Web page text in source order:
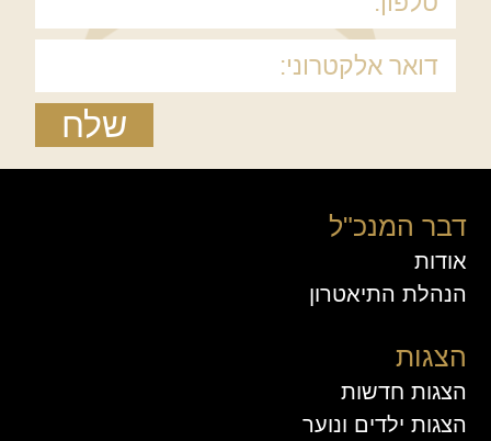
שלח
דבר המנכ"ל
אודות
הנהלת התיאטרון
הצגות
הצגות חדשות
הצגות ילדים ונוער